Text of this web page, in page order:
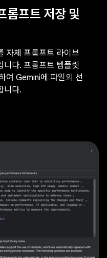
롬프트 저장 및
자체 프롬프트 라이브
니다. 프롬프트 템플릿
여 Gemini에 파일의 선
니다.